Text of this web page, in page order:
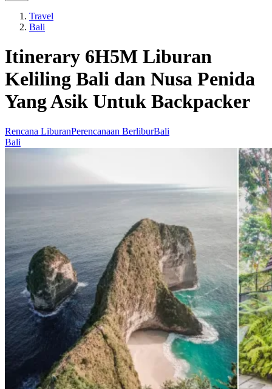
Travel
Bali
Itinerary 6H5M Liburan
Keliling Bali dan Nusa Penida
Yang Asik Untuk Backpacker
Rencana LiburanPerencanaan BerliburBali
Bali